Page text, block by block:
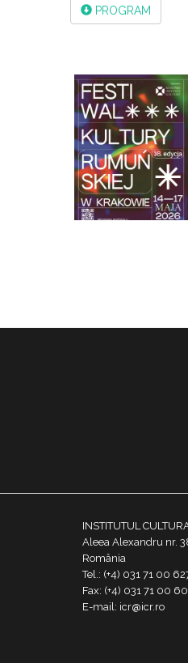
PROGRAM
INSTITUTUL
Aleea Alexandru nr.
România
Tel.: (+4) 031 71 00
Fax: (+4) 031 71 00
E-mail: icr@icr.ro